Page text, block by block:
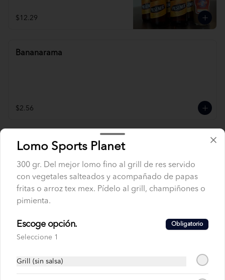
$12.29
Bananarama
$2.56
Club Premium
$2.99
Corona Extra
Lomo Sports Planet
300 gr. Del mejor lomo fino al grill de res servido
con vegetales salteados y acompañado de papas
fritas o arroz tex mex. Pídelo al grill, champiñones o
pimienta.
Escoge opción. Obligatorio
Seleccione 1
Grill (sin salsa)